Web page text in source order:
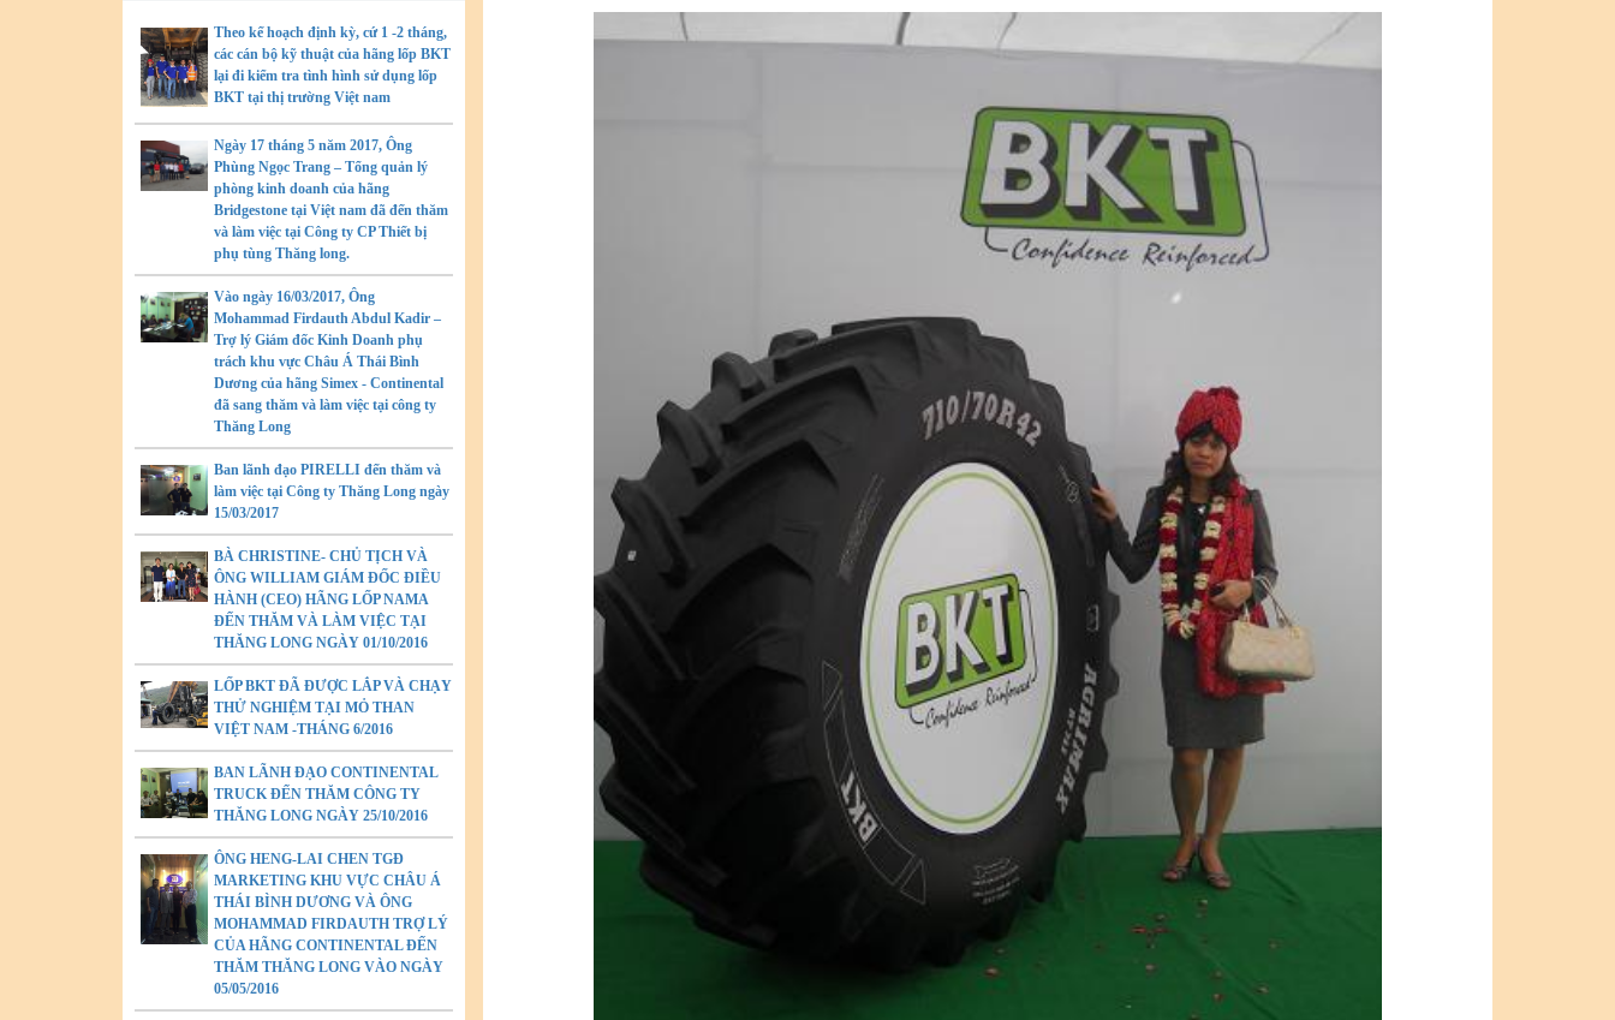
Theo kế hoạch định kỳ, cứ 1 -2 tháng,
các cán bộ kỹ thuật của hãng lốp BKT
lại đi kiểm tra tình hình sử dụng lốp
BKT tại thị trường Việt nam
Ngày 17 tháng 5 năm 2017, Ông
Phùng Ngọc Trang – Tổng quản lý
phòng kinh doanh của hãng
Bridgestone tại Việt nam đã đến thăm
và làm việc tại Công ty CP Thiết bị
phụ tùng Thăng long.
Vào ngày 16/03/2017, Ông
Mohammad Firdauth Abdul Kadir –
Trợ lý Giám đốc Kinh Doanh phụ
trách khu vực Châu Á Thái Bình
Dương của hãng Simex - Continental
đã sang thăm và làm việc tại công ty
Thăng Long
Ban lãnh đạo PIRELLI đến thăm và
làm việc tại Công ty Thăng Long ngày
15/03/2017
BÀ CHRISTINE- CHỦ TỊCH VÀ
ÔNG WILLIAM GIÁM ĐỐC ĐIỀU
HÀNH (CEO) HÃNG LỐP NAMA
ĐẾN THĂM VÀ LÀM VIỆC TẠI
THĂNG LONG NGÀY 01/10/2016
LỐP BKT ĐÃ ĐƯỢC LẮP VÀ CHẠY
THỬ NGHIỆM TẠI MỎ THAN
VIỆT NAM -THÁNG 6/2016
BAN LÃNH ĐẠO CONTINENTAL
TRUCK ĐẾN THĂM CÔNG TY
THĂNG LONG NGÀY 25/10/2016
ÔNG HENG-LAI CHEN TGĐ
MARKETING KHU VỰC CHÂU Á
THÁI BÌNH DƯƠNG VÀ ÔNG
MOHAMMAD FIRDAUTH TRỢ LÝ
CỦA HÃNG CONTINENTAL ĐẾN
THĂM THĂNG LONG VÀO NGÀY
05/05/2016